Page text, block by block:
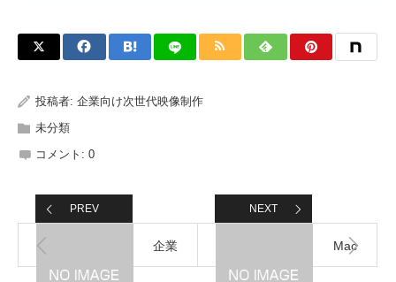
投稿者: 企業向け次世代映像制作
未分類
コメント: 0
PREV
企業
NEXT
Mac